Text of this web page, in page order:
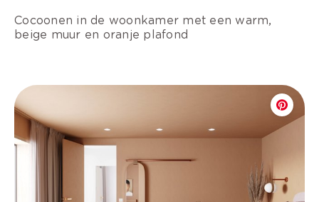
Cocoonen in de woonkamer met een warm,
beige muur en oranje plafond